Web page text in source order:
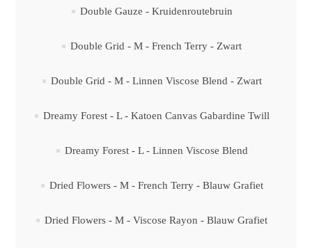
Double Gauze - Kruidenroutebruin
Double Grid - M - French Terry - Zwart
Double Grid - M - Linnen Viscose Blend - Zwart
Dreamy Forest - L - Katoen Canvas Gabardine Twill
Dreamy Forest - L - Linnen Viscose Blend
Dried Flowers - M - French Terry - Blauw Grafiet
Dried Flowers - M - Viscose Rayon - Blauw Grafiet